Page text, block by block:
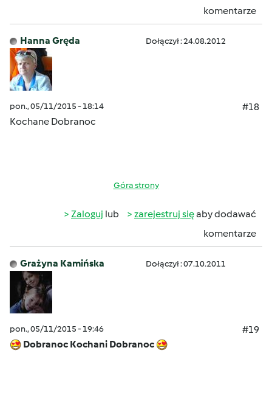
komentarze
Hanna Gręda Dołączył : 24.08.2012
pon., 05/11/2015 - 18:14
#18
Kochane Dobranoc
Góra strony
Zaloguj lub zarejestruj sięaby dodawać
komentarze
Grażyna Kamińska Dołączył : 07.10.2011
pon., 05/11/2015 - 19:46
#19
Dobranoc Kochani Dobranoc